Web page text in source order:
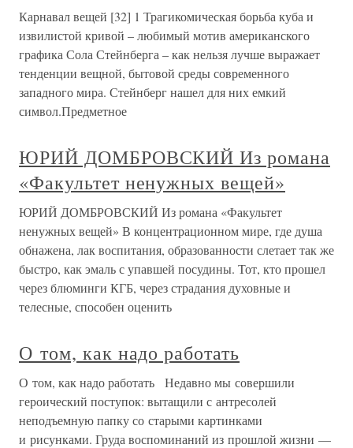
Карнавал вещей [32] 1 Трагикомическая борьба куба и
извилистой кривой – любимый мотив американского
графика Сола Стейнберга – как нельзя лучше выражает
тенденции вещной, бытовой среды современного
западного мира. Стейнберг нашел для них емкий
символ.Предметное
ЮРИЙ ДОМБРОВСКИЙ Из романа
«Факультет ненужных вещей»
ЮРИЙ ДОМБРОВСКИЙ Из романа «Факультет
ненужных вещей» В концентрационном мире, где душа
обнажена, лак воспитания, образованности слетает так же
быстро, как эмаль с упавшей посудины. Тот, кто прошел
через блюминги КГБ, через страдания духовные и
телесные, способен оценить
О том, как надо работать
О том, как надо работать Недавно мы совершили
героический поступок: вытащили с антресолей
неподъемную папку со старыми картинками
и рисунками. Груда воспоминаний из прошлой жизни —